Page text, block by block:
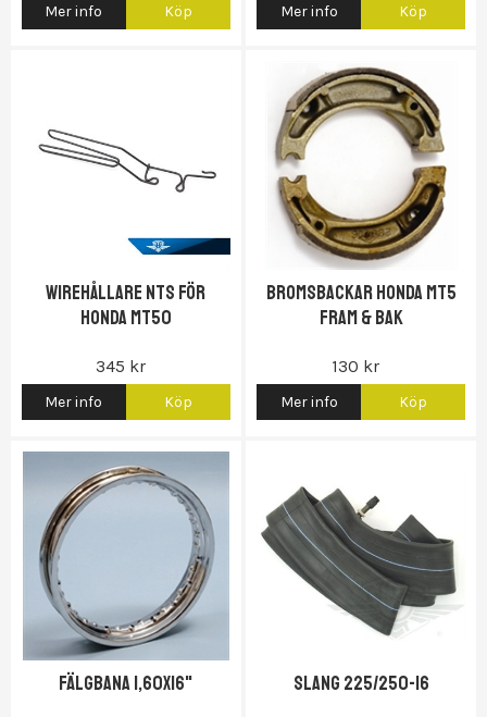
Mer info Köp Mer info Köp
Wirehållare NTS för
Honda MT50
345 kr
Mer info Köp
Bromsbackar Honda MT5
Fram & bak
130 kr
Mer info Köp
Fälgbana 1,60x16" Slang 225/250-16